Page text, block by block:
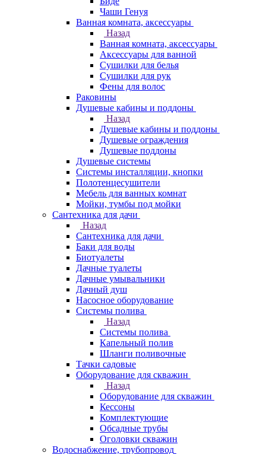
Чаши Генуя
Ванная комната, аксессуары
Назад
Ванная комната, аксессуары
Аксессуары для ванной
Сушилки для белья
Сушилки для рук
Фены для волос
Раковины
Душевые кабины и поддоны
Назад
Душевые кабины и поддоны
Душевые ограждения
Душевые поддоны
Душевые системы
Системы инсталляции, кнопки
Полотенцесушители
Мебель для ванных комнат
Мойки, тумбы под мойки
Сантехника для дачи
Назад
Сантехника для дачи
Баки для воды
Биотуалеты
Дачные туалеты
Дачные умывальники
Дачный душ
Насосное оборудование
Системы полива
Назад
Системы полива
Капельный полив
Шланги поливочные
Тачки садовые
Оборудование для скважин
Назад
Оборудование для скважин
Кессоны
Комплектующие
Обсадные трубы
Оголовки скважин
Водоснабжение, трубопровод